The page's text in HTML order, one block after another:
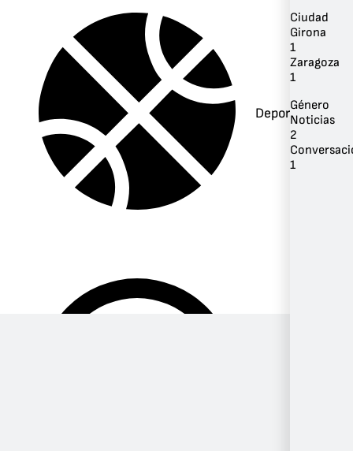
Deportes
Ciudad
Girona
1
Zaragoza
1
Género
Noticias
2
1